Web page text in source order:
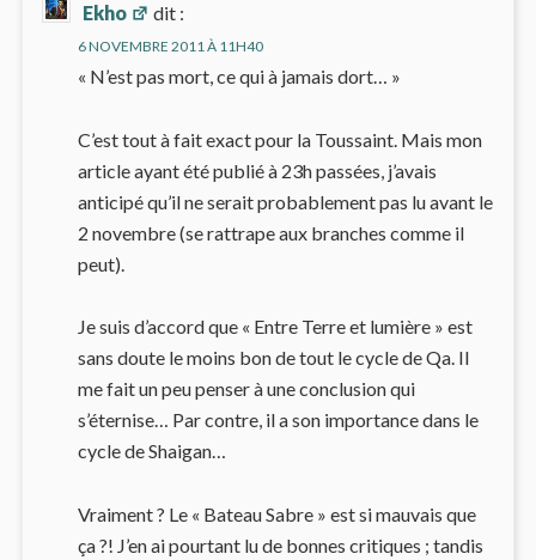
Ekho dit :
6 NOVEMBRE 2011 À 11H40
« N’est pas mort, ce qui à jamais dort… »
C’est tout à fait exact pour la Toussaint. Mais mon
article ayant été publié à 23h passées, j’avais
anticipé qu’il ne serait probablement pas lu avant le
2 novembre (se rattrape aux branches comme il
peut).
Je suis d’accord que « Entre Terre et lumière » est
sans doute le moins bon de tout le cycle de Qa. Il
me fait un peu penser à une conclusion qui
s’éternise… Par contre, il a son importance dans le
cycle de Shaigan…
Vraiment ? Le « Bateau Sabre » est si mauvais que
ça ?! J’en ai pourtant lu de bonnes critiques ; tandis